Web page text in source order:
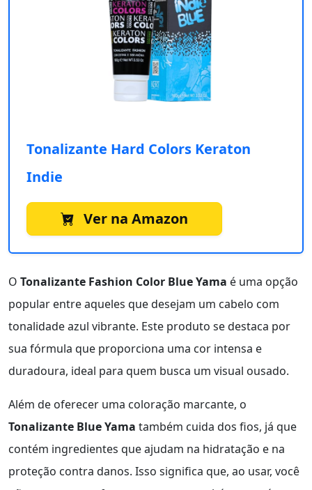
Tonalizante Hard Colors Keraton
Indie
Ver na Amazon
O Tonalizante Fashion Color Blue Yama é uma opção
popular entre aqueles que desejam um cabelo com
tonalidade azul vibrante. Este produto se destaca por
sua fórmula que proporciona uma cor intensa e
duradoura, ideal para quem busca um visual ousado.
Além de oferecer uma coloração marcante, o
Tonalizante Blue Yama também cuida dos fios, já que
contém ingredientes que ajudam na hidratação e na
proteção contra danos. Isso significa que, ao usar, você